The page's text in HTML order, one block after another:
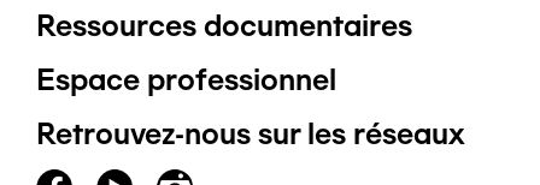
Pied
de
page
Ressources documentaires
Espace professionnel
Retrouvez-nous sur les réseaux